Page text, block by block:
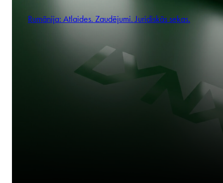
Rumānija: Atlaides. Zaudējumi. Juridiskās sekas.